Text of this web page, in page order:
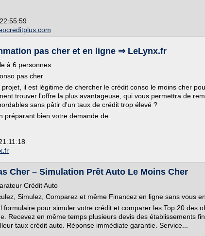
pas cher et en ligne ⇒ LeLynx.fr
à 6 personnes
pas cher
il est légitime de chercher le crédit conso le moins cher
trouver l'offre la plus avantageuse, qui vous permettra de
sans pâtir d'un taux de crédit trop élevé ?
préparant bien votre demande de...
Cher – Simulation Prêt Auto Le Moins Cher
Crédit Auto
Simulez, Comparez et même Financez en ligne sans vous
formulaire pour simuler votre crédit et comparer les Top 20 des
Recevez en même temps plusieurs devis des établissements
taux crédit auto. Réponse immédiate garantie. Service...